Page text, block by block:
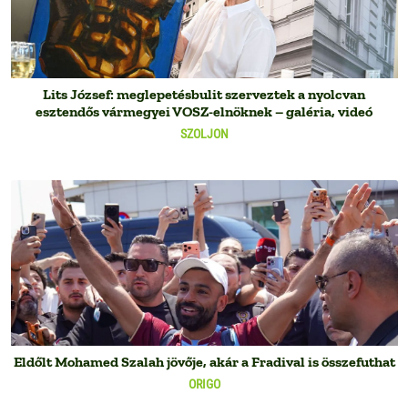
SZOLJON
Lits József: meglepetésbulit szerveztek a nyolcvan
esztendős vármegyei VOSZ-elnöknek – galéria, videó
ORIGO
Eldőlt Mohamed Szalah jövője, akár a Fradival is összefuthat